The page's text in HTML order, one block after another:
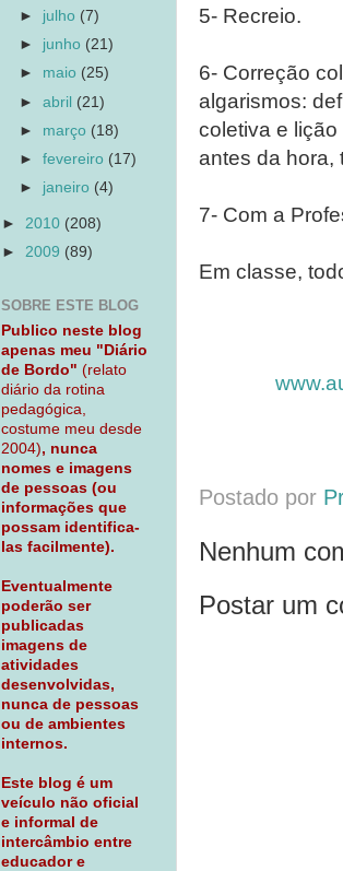
5- Recreio.
6- Correção
algarismos:
coletiva e
antes da hora,
7- Com a
Em classe,
Postado por
Nenhum
Postar um
► julho (7)
► junho (21)
► maio (25)
►abril (21)
► março (18)
►fevereiro (17)
► janeiro (4)
► 2010 (208)
► 2009 (89)
SOBRE ESTE BLOG
Publico neste blog
apenas meu "Diário
de Bordo" (relato
diário da rotina
pedagógica,
costume meu desde
2004), nunca
nomes e imagens
de pessoas (ou
informações que
possam identifica-
las facilmente).
Eventualmente
poderão ser
publicadas
imagens de
atividades
desenvolvidas,
nunca de pessoas
ou de ambientes
internos.
Este blog é um
veículo não oficial
e informal de
intercâmbio entre
educador e